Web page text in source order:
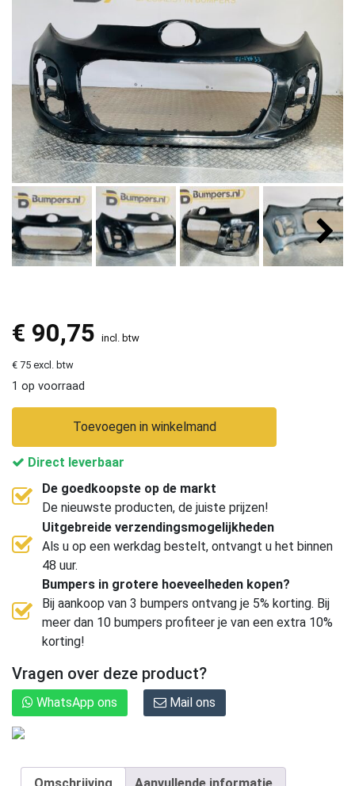
€ 90,75 incl. btw
€ 75 excl. btw
1 op voorraad
Toevoegen in winkelmand
Direct leverbaar
De goedkoopste op de markt
De nieuwste producten, de juiste prijzen!
Uitgebreide verzendingsmogelijkheden
Als u op een werkdag bestelt, ontvangt u het binnen
48 uur.
Bumpers in grotere hoeveelheden kopen?
Bij aankoop van 3 bumpers ontvang je 5% korting. Bij
meer dan 10 bumpers profiteer je van een extra 10%
korting!
Vragen over deze product?
WhatsApp ons Mail ons